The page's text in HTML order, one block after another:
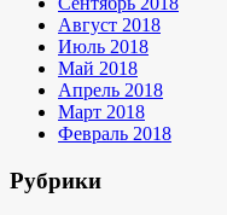
Август 2018
Июль 2018
Май 2018
Апрель 2018
Март 2018
Февраль 2018
Рубрики